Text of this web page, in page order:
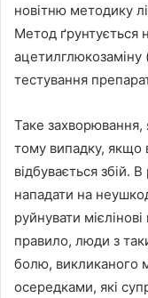
новітню методику
Метод ґрунтується
тестування
Таке захворювання,
тому випадку, якщо
відбувається збій.
нападати на
руйнувати
правило, люди з
болю, викликаного
осередками, які